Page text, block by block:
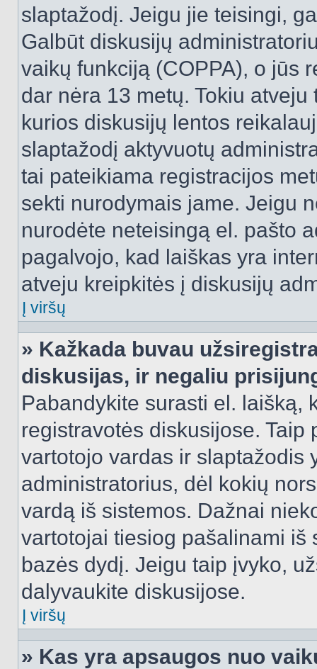
slaptažodį. Jeigu jie teisingi,
Galbūt diskusijų
vaikų funkciją (COPPA), o jūs
dar nėra 13 metų. Tokiu
kurios diskusijų lentos
slaptažodį aktyvuotų
tai pateikiama registracijos
sekti nurodymais jame. Jeigu
nurodėte neteisingą el. pašto
pagalvojo, kad laiškas yra
atveju kreipkitės į diskusijų
Į viršų
» Kažkada buvau
diskusijas, ir negaliu
Pabandykite surasti el. laišką,
registravotės diskusijose.
vartotojo vardas ir slaptažodis
administratorius, dėl kokių
vardą iš sistemos. Dažnai
vartotojai tiesiog pašalinami iš
bazės dydį. Jeigu taip įvyko,
dalyvaukite diskusijose.
Į viršų
» Kas yra apsaugos nuo